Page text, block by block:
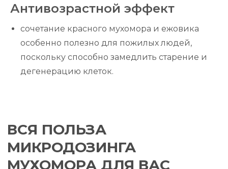
Антивозрастной эффект
сочетание красного мухомора и ежовика
особенно полезно для пожилых людей,
поскольку способно замедлить старение и
дегенерацию клеток.